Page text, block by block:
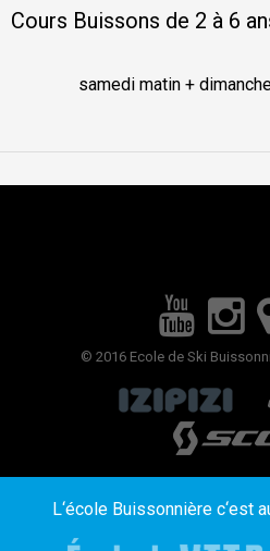
Cours Buissons de 2 à 6
samedi matin +
© 2016 Ecole de Ski
L‘école Buissonnière c‘est